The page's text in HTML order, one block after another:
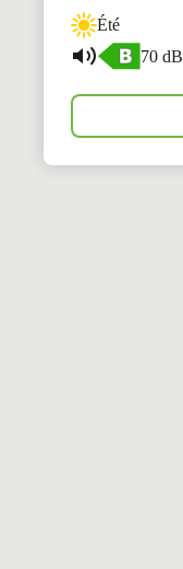
Été
70 dB